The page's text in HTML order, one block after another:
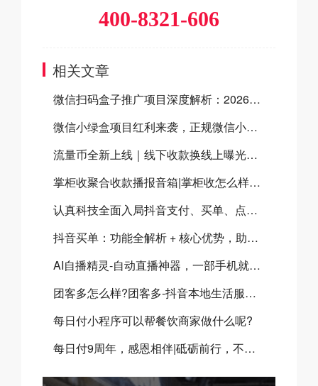
400-8321-606
相关文章
微信扫码盒子推广项目深度解析：2026官方双向补贴全揭秘及合作指南
微信小绿盒项目红利来袭，正规微信小绿盒服务商助力高效开展微信小绿盒推广
流量币全新上线｜线下收款换线上曝光，门店增收新方案
掌柜收聚合收款播报音箱|掌柜收怎么样？掌柜收聚合收款音箱有什么优势？
认真科技全面入局抖音支付、买单、点餐三大体系，共建本地生活数字化新生态
抖音买单：功能全解析 + 核心优势，助力本地商家流量与营收双增长
AI自播精灵-自动直播神器，一部手机就可以实现实景自动直播
团客多怎么样?团客多-抖音本地生活服务商
每日付小程序可以帮餐饮商家做什么呢?
每日付9周年，感恩相伴|砥砺前行，不负韶华